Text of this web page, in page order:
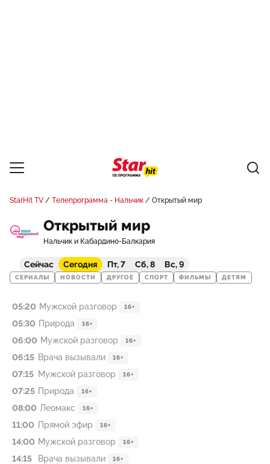
StarHit TV Телепрограмма - Нальчик Открытый мир
Открытый мир
Нальчик и Кабардино-Балкария
Сейчас Сегодня Пт, 7 Сб, 8 Вс, 9
СЕРИАЛЫ НОВОСТИ ДРУГОЕ СПОРТ ФИЛЬМЫ ДЕТЯМ
05:20 Мужской разговор 16+
05:30 Природа 16+
06:00 Мужской разговор 16+
06:15 Врача вызывали 16+
07:15 Мужской разговор 16+
07:25 Природа 16+
08:00 Леомакс 16+
11:00 Прямой эфир 16+
14:00 Мужской разговор 16+
14:15 Врача вызывали 16+